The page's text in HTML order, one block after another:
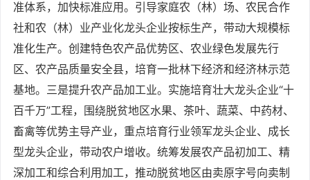
准体系，加快标准应用。引导家庭农（林）场、农民合作
社和农（林）业产业化龙头企业按标生产，带动大规模标
准化生产。创建特色农产品优势区、农业绿色发展先行
区、农产品质量安全县，培育一批林下经济和经济林示范
基地。三是提升农产品加工业。实施培育壮大龙头企业“十
百千万”工程，围绕脱贫地区水果、茶叶、蔬菜、中药材、
畜禽等优势主导产业，重点培育行业领军龙头企业、成长
型龙头企业，带动农户增收。统筹发展农产品初加工、精
深加工和综合利用加工，推动脱贫地区由卖原字号向卖制